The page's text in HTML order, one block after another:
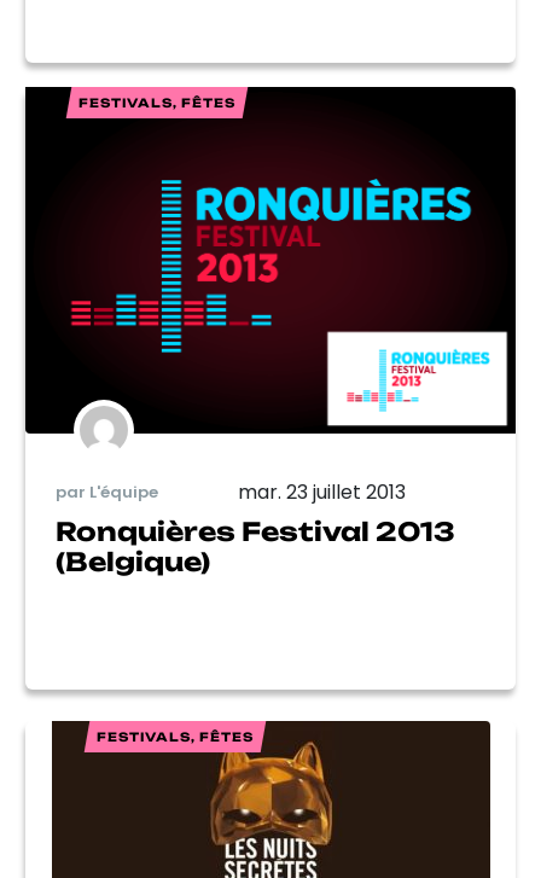
FESTIVALS, FÊTES
par L'équipe mar. 23 juillet 2013
Ronquières Festival 2013
(Belgique)
FESTIVALS, FÊTES